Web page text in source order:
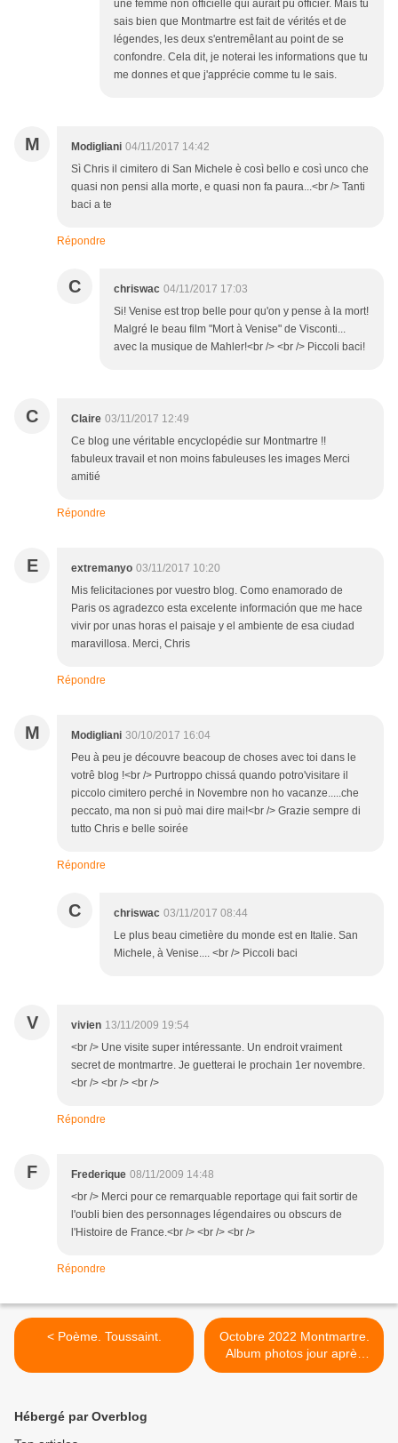
une femme non officielle qui aurait pu officier. Mais tu
sais bien que Montmartre est fait de vérités et de
légendes, les deux s'entremêlant au point de se
confondre. Cela dit, je noterai les informations que tu
me donnes et que j'apprécie comme tu le sais.
M Modigliani 04/11/2017 14:42
Sì Chris il cimitero di San Michele è così bello e così unco che
quasi non pensi alla morte, e quasi non fa paura...<br /> Tanti
baci a te
Répondre
C chriswac 04/11/2017 17:03
Si! Venise est trop belle pour qu'on y pense à la mort!
Malgré le beau film "Mort à Venise" de Visconti...
avec la musique de Mahler!<br /> <br /> Piccoli baci!
C Claire 03/11/2017 12:49
Ce blog une véritable encyclopédie sur Montmartre !!
fabuleux travail et non moins fabuleuses les images Merci
amitié
Répondre
E extremanyo 03/11/2017 10:20
Mis felicitaciones por vuestro blog. Como enamorado de
Paris os agradezco esta excelente información que me hace
vivir por unas horas el paisaje y el ambiente de esa ciudad
maravillosa. Merci, Chris
Répondre
M Modigliani 30/10/2017 16:04
Peu à peu je découvre beacoup de choses avec toi dans le
votrê blog !<br /> Purtroppo chissá quando potro'visitare il
piccolo cimitero perché in Novembre non ho vacanze.....che
peccato, ma non si può mai dire mai!<br /> Grazie sempre di
tutto Chris e belle soirée
Répondre
C chriswac 03/11/2017 08:44
Le plus beau cimetière du monde est en Italie. San
Michele, à Venise.... <br /> Piccoli baci
V vivien 13/11/2009 19:54
<br /> Une visite super intéressante. Un endroit vraiment
secret de montmartre. Je guetterai le prochain 1er novembre.
<br /> <br /> <br />
Répondre
F Frederique 08/11/2009 14:48
<br /> Merci pour ce remarquable reportage qui fait sortir de
l'oubli bien des personnages légendaires ou obscurs de
l'Histoire de France.<br /> <br /> <br />
Répondre
< Poème. Toussaint.
Octobre 2022 Montmartre.
Album photos jour après
jour >
Hébergé par Overblog